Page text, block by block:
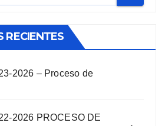
RECIENTES
2026 – Proceso de
2026 PROCESO DE